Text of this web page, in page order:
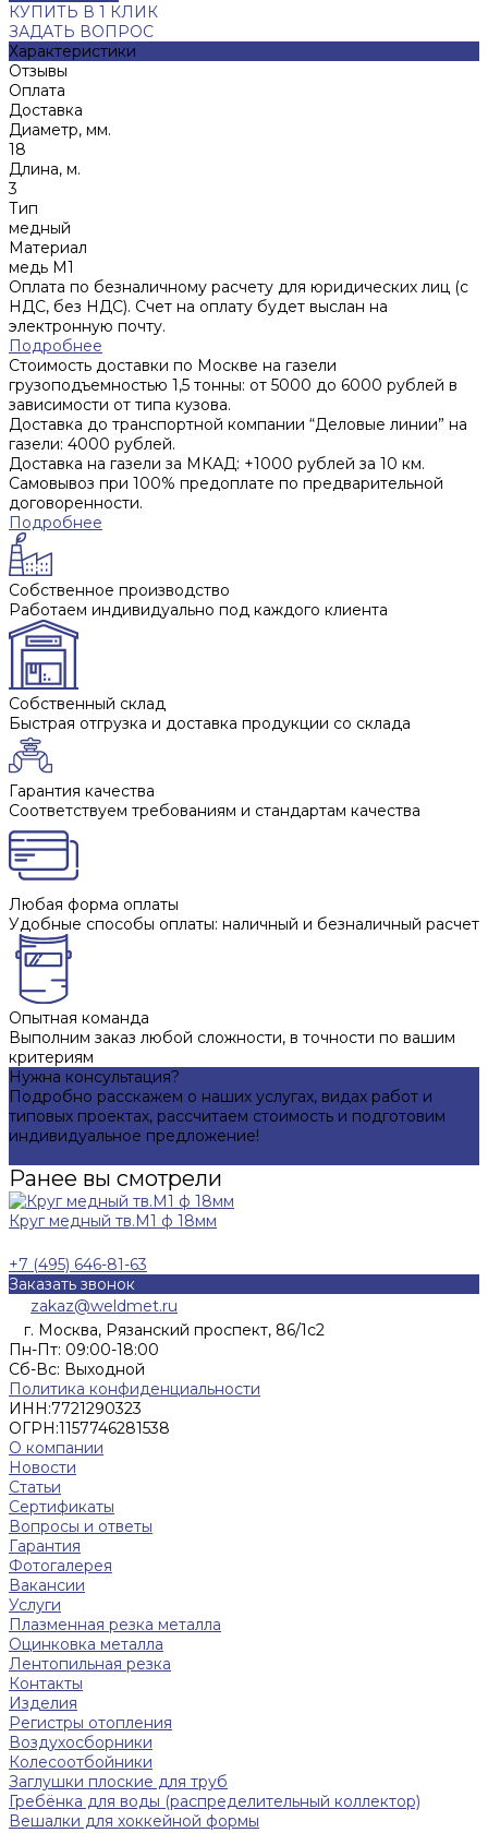
КУПИТЬ В 1 КЛИК
ЗАДАТЬ ВОПРОС
Характеристики
Отзывы
Оплата
Доставка
Диаметр, мм.
18
Длина, м.
3
Тип
медный
Материал
медь М1
Оплата по безналичному расчету для юридических лиц (с
НДС, без НДС). Счет на оплату будет выслан на
электронную почту.
Подробнее
Стоимость доставки по Москве на газели
грузоподъемностью 1,5 тонны: от 5000 до 6000 рублей в
зависимости от типа кузова.
Доставка до транспортной компании “Деловые линии” на
газели: 4000 рублей.
Доставка на газели за МКАД: +1000 рублей за 10 км.
Самовывоз при 100% предоплате по предварительной
договоренности.
Подробнее
Собственное производство
Работаем индивидуально под каждого клиента
Собственный склад
Быстрая отгрузка и доставка продукции со склада
Гарантия качества
Соответствуем требованиям и стандартам качества
Любая форма оплаты
Удобные способы оплаты: наличный и безналичный расчет
Опытная команда
Выполним заказ любой сложности, в точности по вашим
критериям
Нужна консультация?
Подробно расскажем о наших услугах, видах работ и
типовых проектах, рассчитаем стоимость и подготовим
индивидуальное предложение!
Ранее вы смотрели
Круг медный тв.М1 ф 18мм
+7 (495) 646-81-63
Заказать звонок
zakaz@weldmet.ru
г. Москва, Рязанский проспект, 86/1с2
Пн-Пт: 09:00-18:00
Cб-Вс: Выходной
Политика конфиденциальности
ИНН:7721290323
ОГРН:1157746281538
О компании
Новости
Статьи
Сертификаты
Вопросы и ответы
Гарантия
Фотогалерея
Вакансии
Услуги
Плазменная резка металла
Оцинковка металла
Лентопильная резка
Контакты
Изделия
Регистры отопления
Воздухосборники
Колесоотбойники
Заглушки плоские для труб
Гребёнка для воды (распределительный коллектор)
Вешалки для хоккейной формы